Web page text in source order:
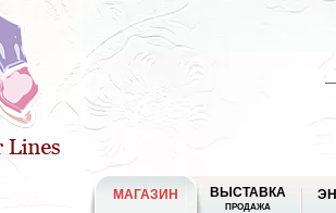
МАГАЗИН ВЫСТАВКА
ПРОДАЖА